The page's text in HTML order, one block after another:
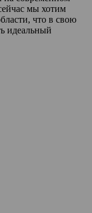
мы хотим
что в свою
идеальный